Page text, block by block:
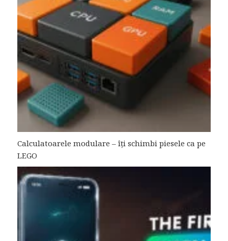
Calculatoarele modulare – îți schimbi piesele ca pe
LEGO